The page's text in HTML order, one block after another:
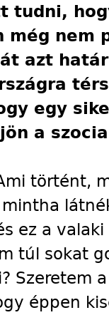
tudni,
még
azt
egy
a
történt,
ez a
túl sokat
Szeretem
éppen